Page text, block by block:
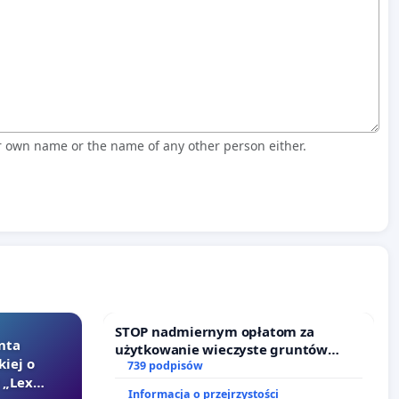
name or the name of any other person either.
o
STOP nadmiernym opłatom za
użytkowanie wieczyste gruntów
zajmowanych przez rodzinne ogrody
739 podpisów
Informacja o przejrzystości